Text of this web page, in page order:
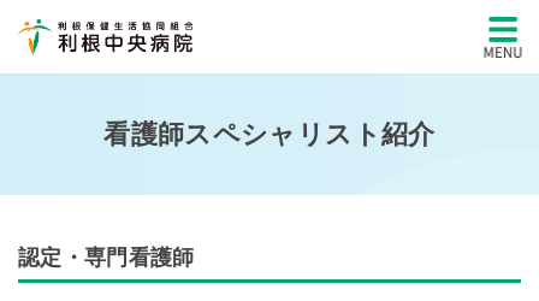
看護師スペシャリスト紹介
認定・専門看護師